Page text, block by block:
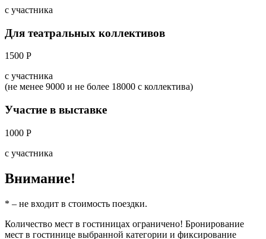
с участника
Для театральных коллективов
1500 Р
с участника
(не менее 9000 и не более 18000 с коллектива)
Участие в выставке
1000 Р
с участника
Внимание!
* – не входит в стоимость поездки.
Количество мест в гостиницах ограничено! Бронирование
мест в гостинице выбранной категории и фиксирование